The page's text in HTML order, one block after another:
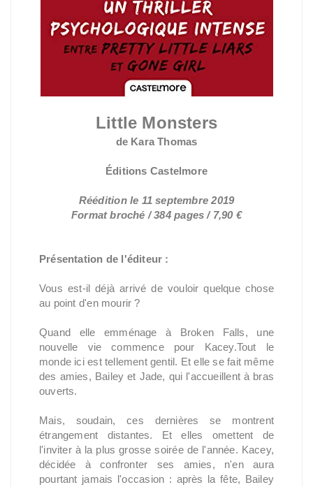
Little Monsters
de Kara Thomas
Éditions Castelmore
Réédition le 11 septembre 2019
Format broché / 384 pages / 7,90 €
Présentation de l'éditeur :
Vous est-il déjà arrivé de vouloir quelque chose
au point d'en mourir ?
Quand elle emménage à Broken Falls, une
nouvelle vie commence pour Kacey.Tout le
monde ici est tellement gentil. Et elle se fait même
des amies, Bailey et Jade, qui l'accueillent à bras
ouverts.
Mais, soudain, ces dernières se montrent
étrangement distantes. Et elles omettent de
l'inviter à la plus grosse soirée de l'année. Kacey,
décidée à confronter ses amies, n'en aura
pourtant jamais l'occasion : après la fête, Bailey